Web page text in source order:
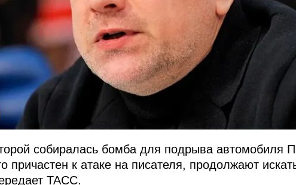
собиралась бомба для подрыва автомобиля
причастен к атаке на писателя, продолжают
ТАСС.